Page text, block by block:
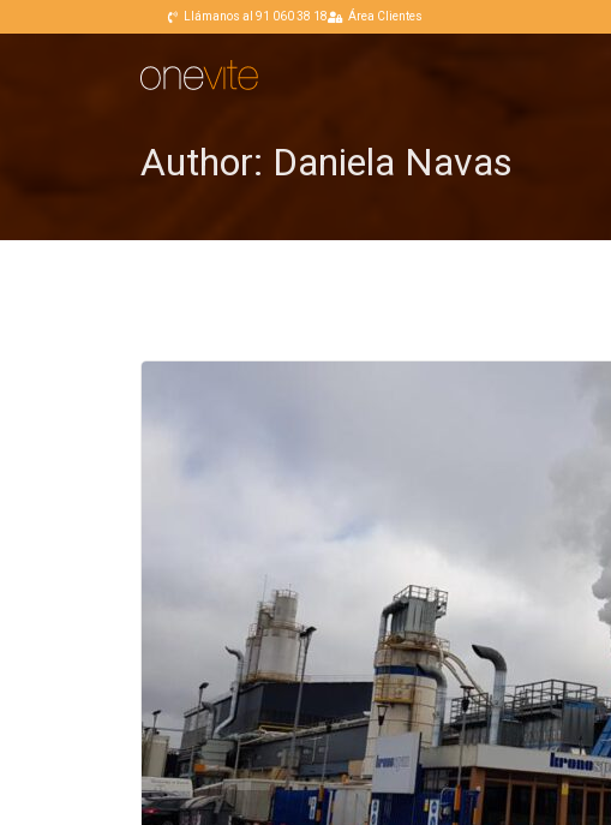
Llámanos al 91 060 38 18 Área Clientes
Author: Daniela Navas